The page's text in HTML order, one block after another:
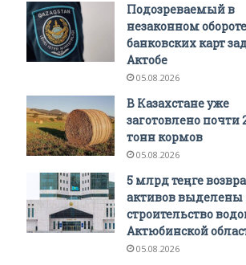
Подозреваемый в
незаконном обороте
банковских карт
Актобе
05.08.2026
В Казахстане уже
заготовлено почти
тонн кормов
05.08.2026
5 млрд теңге
активов выделены
строительство
Актюбинской
05.08.2026